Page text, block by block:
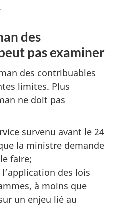
des
pas examiner
des contribuables
limites. Plus
ne doit pas
survenu avant le 24
la ministre demande
faire;
des lois
à moins que
un enjeu lié au